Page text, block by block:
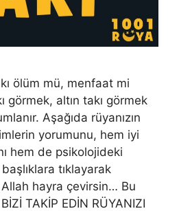
ölüm mü, menfaat mi
görmek, altın takı görmek
Aşağıda rüyanızın
yorumunu, hem iyi
hem de psikolojideki
başlıklara tıklayarak
hayra çevirsin… Bu
TAKİP EDİN RÜYANIZI